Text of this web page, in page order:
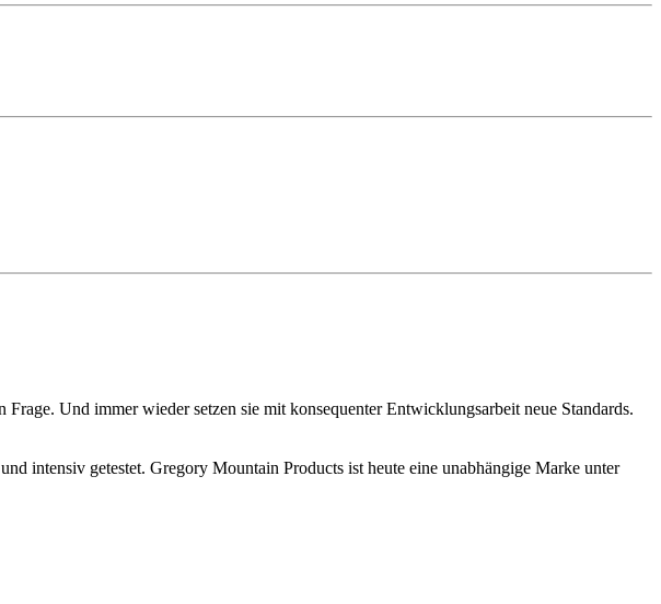
Und immer wieder setzen sie mit konsequenter Entwicklungsarbeit neue Standards.
intensiv getestet. Gregory Mountain Products ist heute eine unabhängige Marke unter